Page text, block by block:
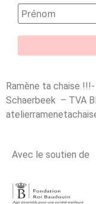
Ramène ta chaise
Schaerbeek – TVA
Avec le soutien de